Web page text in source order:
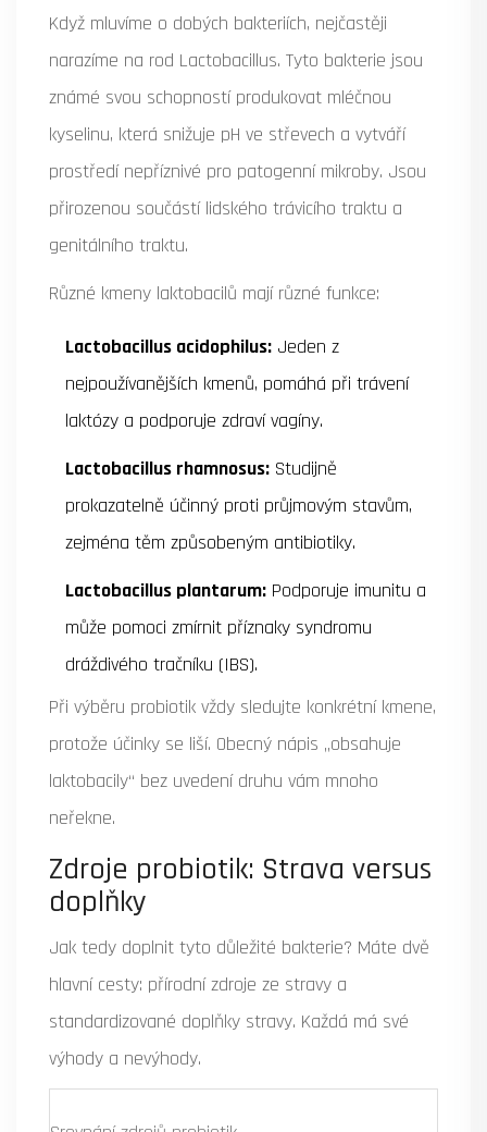
Když mluvíme o dobých bakteriích, nejčastěji
narazíme na rod Lactobacillus. Tyto bakterie jsou
známé svou schopností produkovat mléčnou
kyselinu, která snižuje pH ve střevech a vytváří
prostředí nepříznivé pro patogenní mikroby. Jsou
přirozenou součástí lidského trávicího traktu a
genitálního traktu.
Různé kmeny laktobacilů mají různé funkce:
Lactobacillus acidophilus: Jeden z
nejpoužívanějších kmenů, pomáhá při trávení
laktózy a podporuje zdraví vagíny.
Lactobacillus rhamnosus: Studijně
prokazatelně účinný proti průjmovým stavům,
zejména těm způsobeným antibiotiky.
Lactobacillus plantarum: Podporuje imunitu a
může pomoci zmírnit příznaky syndromu
dráždivého tračníku (IBS).
Při výběru probiotik vždy sledujte konkrétní kmene,
protože účinky se liší. Obecný nápis „obsahuje
laktobacily“ bez uvedení druhu vám mnoho
neřekne.
Zdroje probiotik: Strava versus
doplňky
Jak tedy doplnit tyto důležité bakterie? Máte dvě
hlavní cesty: přírodní zdroje ze stravy a
standardizované doplňky stravy. Každá má své
výhody a nevýhody.